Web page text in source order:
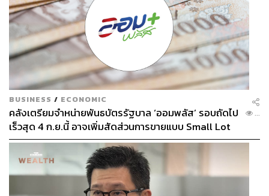
BUSINESS / ECONOMIC
คลังเตรียมจำหน่ายพันธบัตรรัฐบาล ‘ออมพลัส’ รอบถัดไป
เร็วสุด 4 ก.ย.นี้ อาจเพิ่มสัดส่วนการขายแบบ Small Lot
First มากขึ้น
...